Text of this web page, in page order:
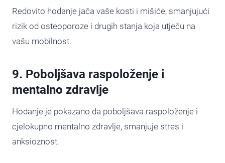
Redovito hodanje jača vaše kosti i mišiće, smanjujući
rizik od osteoporoze i drugih stanja koja utječu na
vašu mobilnost.
9. Poboljšava raspoloženje i
mentalno zdravlje
Hodanje je pokazano da poboljšava raspoloženje i
cjelokupno mentalno zdravlje, smanjuje stres i
anksioznost.